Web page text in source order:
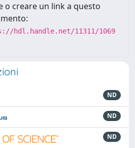
o creare un link a questo
hdl.handle.net/11311/1069
ND
ND
ND